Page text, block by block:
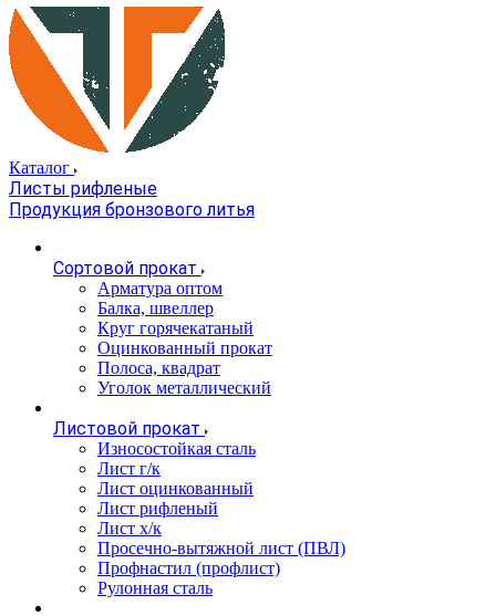
Каталог
Листы рифленые
Продукция бронзового литья
Сортовой прокат
Арматура оптом
Балка, швеллер
Круг горячекатаный
Оцинкованный прокат
Полоса, квадрат
Уголок металлический
Листовой прокат
Износостойкая сталь
Лист г/к
Лист оцинкованный
Лист рифленый
Лист х/к
Просечно-вытяжной лист (ПВЛ)
Профнастил (профлист)
Рулонная сталь